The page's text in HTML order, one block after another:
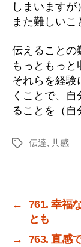
しまいます
また難しいこ
伝えることの
もっともっと
それらを経験
くことで、
ることを（自
タ
伝達, 共感
←
761. 幸福
とも
→
763. 直感